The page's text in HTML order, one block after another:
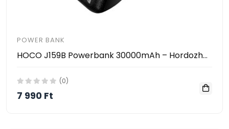
POWER BANK
HOCO J159B Powerbank 30000mAh – Hordozható Gyorstöltő PD/QC Támogatással, 22.5W, 2×USB + Type-C
(0)
7 990 Ft